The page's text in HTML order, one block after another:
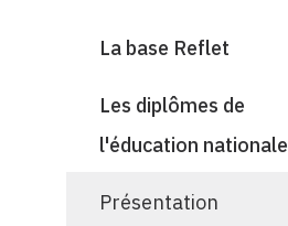
La base Reflet
Les diplômes de
l'éducation nationale
Présentation